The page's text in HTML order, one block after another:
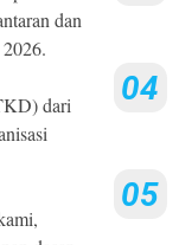
dan
dari
04
05